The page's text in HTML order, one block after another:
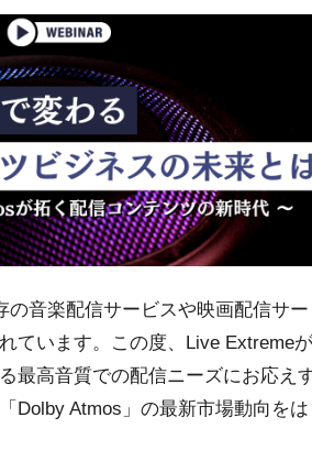
の音楽配信サービスや映画配信サ
ています。この度、Live Extreme
最高音質での配信ニーズにお応え
Dolby Atmos」の最新市場動向を